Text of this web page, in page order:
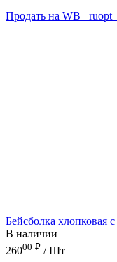
Продать на WB
Бейсболка хлопковая с
В наличии
26000 ₽ / Шт